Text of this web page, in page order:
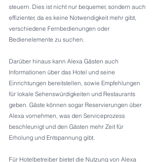
steuern. Dies ist nicht nur bequemer, sondern auch
effizienter, da es keine Notwendigkeit mehr gibt,
verschiedene Fernbedienungen oder
Bedienelemente zu suchen.
Darüber hinaus kann Alexa Gästen auch
Informationen über das Hotel und seine
Einrichtungen bereitstellen, sowie Empfehlungen
für lokale Sehenswürdigkeiten und Restaurants
geben. Gäste können sogar Reservierungen über
Alexa vornehmen, was den Serviceprozess
beschleunigt und den Gästen mehr Zeit für
Erholung und Entspannung gibt.
Für Hotelbetreiber bietet die Nutzung von Alexa